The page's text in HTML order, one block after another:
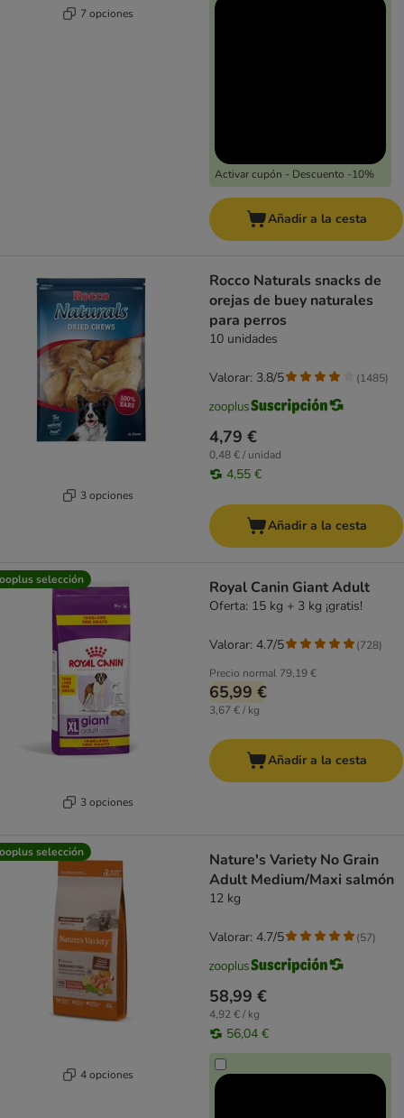
7 opciones
Activar cupón - Descuento -10%
Añadir a la cesta
3 opciones
Rocco Naturals snacks de
orejas de buey naturales
para perros
10 unidades
4,79 €
0,48 € / unidad
4,55 €
Valorar: 3.8/5 (1485)
Añadir a la cesta
selección
3 opciones
Royal Canin Giant Adult
Oferta: 15 kg + 3 kg ¡gratis!
Precio normal 79,19 €
65,99 €
3,67 € / kg
Valorar: 4.7/5 (728)
Añadir a la cesta
selección
4 opciones
Nature's Variety No Grain
Adult Medium/Maxi salmón
12 kg
58,99 €
4,92 € / kg
56,04 €
Valorar: 4.7/5 (57)